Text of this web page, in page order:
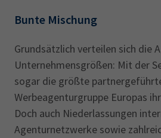
Bunte Mischung
Grundsätzlich verteilen sich die
Unternehmensgrößen: Mit der
sogar die größte
Werbeagenturgruppe Europas
Doch auch Niederlassungen
Agenturnetzwerke sowie